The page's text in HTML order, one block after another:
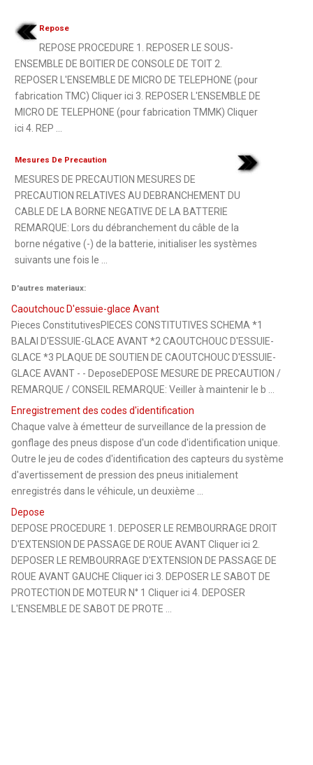
Repose
REPOSE PROCEDURE 1. REPOSER LE SOUS-
ENSEMBLE DE BOITIER DE CONSOLE DE TOIT 2.
REPOSER L'ENSEMBLE DE MICRO DE TELEPHONE (pour
fabrication TMC) Cliquer ici 3. REPOSER L'ENSEMBLE DE
MICRO DE TELEPHONE (pour fabrication TMMK) Cliquer
ici 4. REP ...
Mesures De Precaution
MESURES DE PRECAUTION MESURES DE
PRECAUTION RELATIVES AU DEBRANCHEMENT DU
CABLE DE LA BORNE NEGATIVE DE LA BATTERIE
REMARQUE: Lors du débranchement du câble de la
borne négative (-) de la batterie, initialiser les systèmes
suivants une fois le ...
D'autres materiaux:
Caoutchouc D'essuie-glace Avant
Pieces ConstitutivesPIECES CONSTITUTIVES SCHEMA *1
BALAI D'ESSUIE-GLACE AVANT *2 CAOUTCHOUC D'ESSUIE-
GLACE *3 PLAQUE DE SOUTIEN DE CAOUTCHOUC D'ESSUIE-
GLACE AVANT - - DeposeDEPOSE MESURE DE PRECAUTION /
REMARQUE / CONSEIL REMARQUE: Veiller à maintenir le b ...
Enregistrement des codes d'identification
Chaque valve à émetteur de surveillance de la pression de
gonflage des pneus dispose d'un code d'identification unique.
Outre le jeu de codes d'identification des capteurs du système
d'avertissement de pression des pneus initialement
enregistrés dans le véhicule, un deuxième ...
Depose
DEPOSE PROCEDURE 1. DEPOSER LE REMBOURRAGE DROIT
D'EXTENSION DE PASSAGE DE ROUE AVANT Cliquer ici 2.
DEPOSER LE REMBOURRAGE D'EXTENSION DE PASSAGE DE
ROUE AVANT GAUCHE Cliquer ici 3. DEPOSER LE SABOT DE
PROTECTION DE MOTEUR N° 1 Cliquer ici 4. DEPOSER
L'ENSEMBLE DE SABOT DE PROTE ...